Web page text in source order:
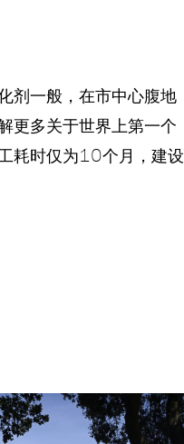
剂一般，在市中心腹地
更多关于世界上第一个
耗时仅为10个月，建设